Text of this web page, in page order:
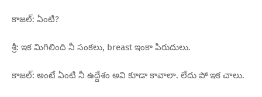
కాజల్: ఏంటి?
శ్రీ: ఇక మిగిలింది నీ సంకలు, breast ఇంకా పిరుదులు.
కాజల్: అంటే ఏంటి నీ ఉద్దేశం అవి కూడా కావాలా. లేదు పో ఇక చాలు.